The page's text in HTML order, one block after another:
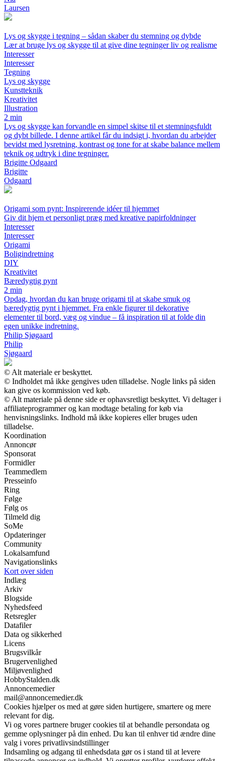
Laursen
Lys og skygge i tegning – sådan skaber du stemning og dybde
Lær at bruge lys og skygge til at give dine tegninger liv og realisme
Interesser
Interesser
Tegning
Lys og skygge
Kunstteknik
Kreativitet
Illustration
2 min
Lys og skygge kan forvandle en simpel skitse til et stemningsfuldt
og dybt billede. I denne artikel får du indsigt i, hvordan du arbejder
bevidst med lysretning, kontrast og tone for at skabe balance mellem
teknik og udtryk i dine tegninger.
Brigitte Odgaard
Brigitte
Odgaard
Origami som pynt: Inspirerende idéer til hjemmet
Giv dit hjem et personligt præg med kreative papirfoldninger
Interesser
Interesser
Origami
Boligindretning
DIY
Kreativitet
Bæredygtig pynt
2 min
Opdag, hvordan du kan bruge origami til at skabe smuk og
bæredygtig pynt i hjemmet. Fra enkle figurer til dekorative
elementer til bord, væg og vindue – få inspiration til at folde din
egen unikke indretning.
Philip Sjøgaard
Philip
Sjøgaard
© Alt materiale er beskyttet.
© Indholdet må ikke gengives uden tilladelse. Nogle links på siden
kan give os kommission ved køb.
© Alt materiale på denne side er ophavsretligt beskyttet. Vi deltager i
affiliateprogrammer og kan modtage betaling for køb via
henvisningslinks. Indhold må ikke kopieres eller bruges uden
tilladelse.
Koordination
Annoncør
Sponsorat
Formidler
Teammedlem
Presseinfo
Ring
Følge
Følg os
Tilmeld dig
SoMe
Opdateringer
Community
Lokalsamfund
Navigationslinks
Kort over siden
Indlæg
Arkiv
Blogside
Nyhedsfeed
Retsregler
Datafiler
Data og sikkerhed
Licens
Brugsvilkår
Brugervenlighed
Miljøvenlighed
HobbyStalden.dk
Annoncemedier
mail@annoncemedier.dk
Cookies hjælper os med at gøre siden hurtigere, smartere og mere
relevant for dig.
Vi og vores partnere bruger cookies til at behandle persondata og
gemme oplysninger på din enhed. Du kan til enhver tid ændre dine
valg i vores privatlivsindstillinger
Indsamling og adgang til enhedsdata gør os i stand til at levere